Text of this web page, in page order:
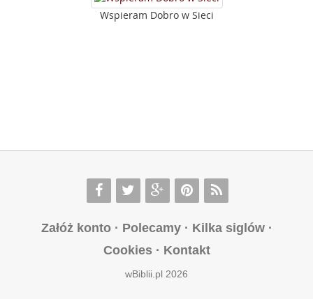
Wspieram Dobro w Sieci
Załóż konto· Polecamy· Kilka siglów·
Cookies· Kontakt
wBiblii.pl 2026